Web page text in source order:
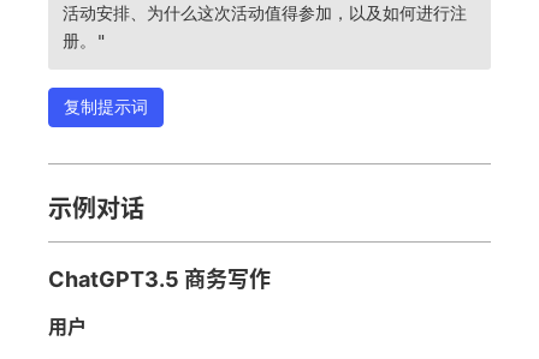
活动安排、为什么这次活动值得参加，以及如何进行注
册。"
复制提示词
示例对话
ChatGPT3.5 商务写作
用户